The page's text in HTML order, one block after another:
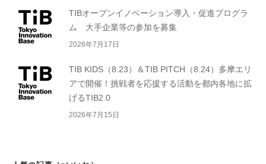
TIBオープンイノベーション導入・促進プログラ
ム 大手企業等の参加を募集
2026年7月17日
TIB KIDS（8.23）＆TIB PITCH（8.24）多摩エリ
アで開催！挑戦者を応援する活動を都内各地に拡
げるTIB2.0
2026年7月15日